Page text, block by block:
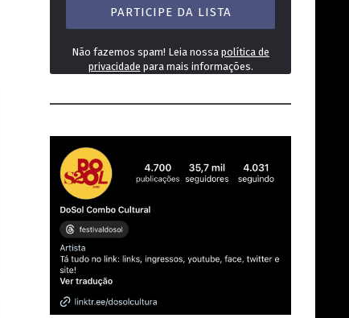
Não fazemos spam! Leia nossa política de
privacidade para mais informações.